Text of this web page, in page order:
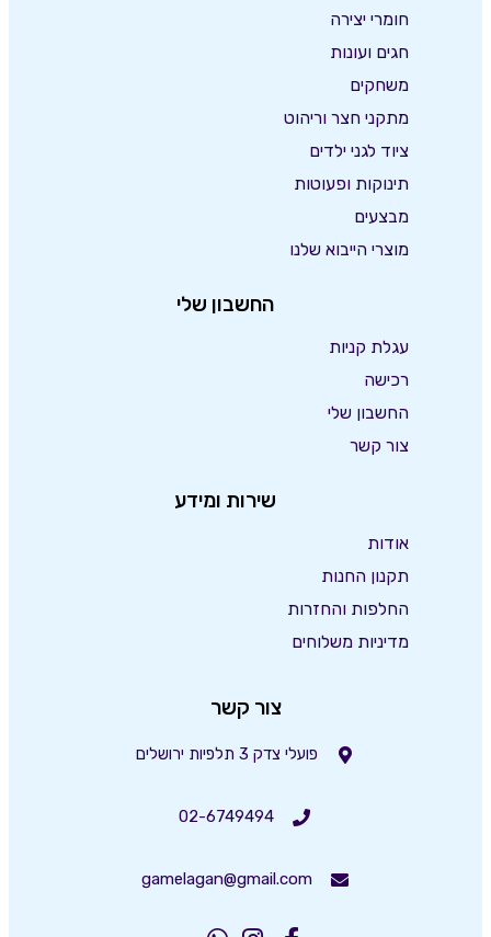
חומרי יצירה
חגים ועונות
משחקים
מתקני חצר וריהוט
ציוד לגני ילדים
תינוקות ופעוטות
מבצעים
מוצרי הייבוא שלנו
החשבון שלי
עגלת קניות
רכישה
החשבון שלי
צור קשר
שירות ומידע
אודות
תקנון החנות
החלפות והחזרות
מדיניות משלוחים
צור קשר
פועלי צדק 3 תלפיות ירושלים
02-6749494
gamelagan@gmail.com